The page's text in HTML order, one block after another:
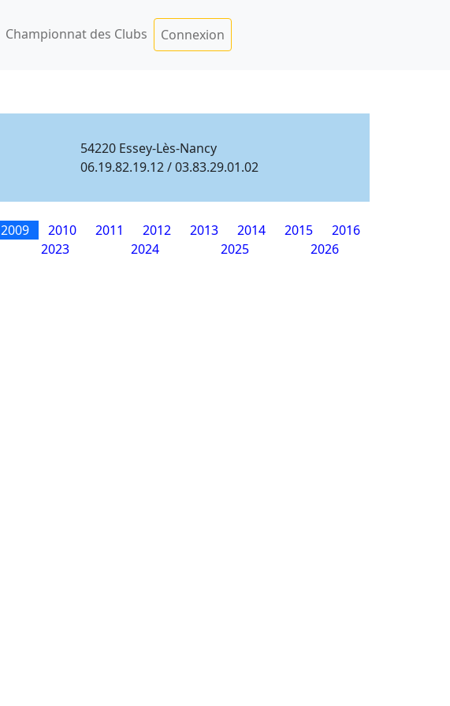
Championnat des Clubs Connexion
54220 Essey-Lès-Nancy
06.19.82.19.12 / 03.83.29.01.02
2009 2010 2011 2012 2013 2014 2015
2016
2023 2024 2025 2026